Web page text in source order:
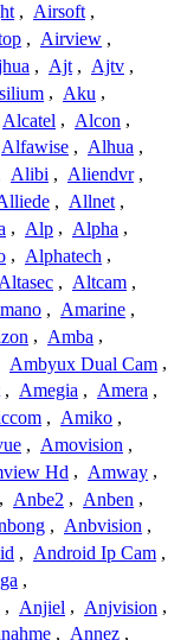
, Airsoft ,
, Airview ,
, Ajt , Ajtv ,
, Aku ,
Alcatel , Alcon ,
Alfawise , Alhua ,
Alibi , Aliendvr ,
, Allnet ,
, Alp , Alpha ,
, Alphatech ,
Altasec , Altcam ,
, Amarine ,
, Amba ,
Ambyux Dual Cam ,
, Amegia , Amera ,
, Amiko ,
, Amovision ,
Hd , Amway ,
, Anbe2 , Anben ,
, Anbvision ,
, Android Ip Cam ,
,
, Anjiel , Anjvision ,
, Annez ,